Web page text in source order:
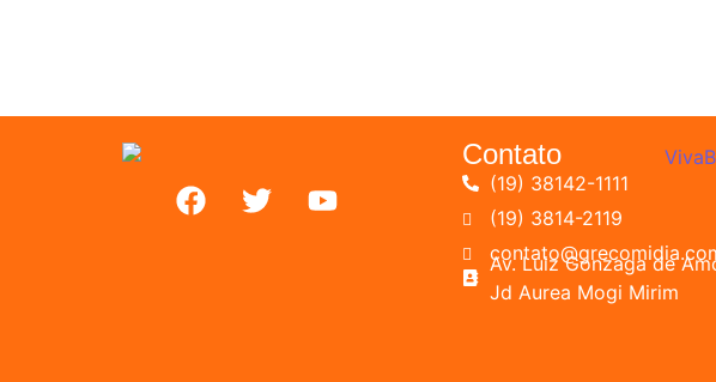
Contato
(19) 38142-1111
(19) 3814-2119
Av. Luiz Gonzaga de
Jd Aurea Mogi Mirim